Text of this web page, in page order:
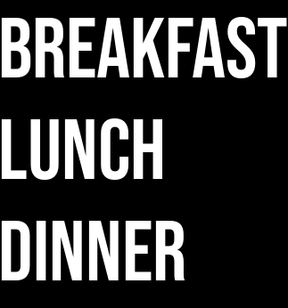
BREAKFAST
LUNCH
DINNER